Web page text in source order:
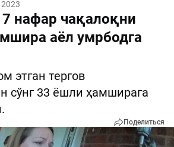
2023
нафар чақалоқни
аёл умрбодга
этган тергов
сўнг 33 ёшли ҳамширага
Поделиться